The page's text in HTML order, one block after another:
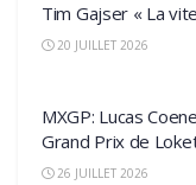
Tim Gajser « La
20 JUILLET 2026
MXGP: Lucas
Grand Prix de
26 JUILLET 2026